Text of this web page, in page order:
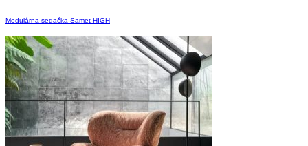
Modulárna sedačka Samet HIGH